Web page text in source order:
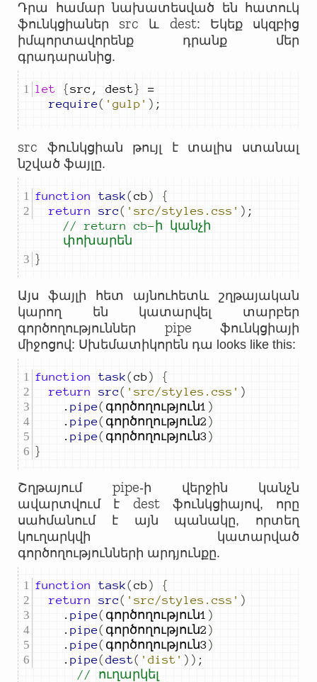
Դրա համար նախատեսված են հատուկ
ֆունկցիաներ src և dest: Եկեք սկզբից
իմպորտավորենք դրանք մեր
գրադարանից.
let {src , dest}
=
require( 'gulp' ) ;
src ֆունկցիան թույլ է տալիս ստանալ
նշված ֆայլը.
function task( cb)
{
return
src( 'src/styles.css' ) ;
// return cb-ի կանչի
փոխարեն
}
Այս ֆայլի հետ այնուհետև շղթայական
կարող են կատարվել տարբեր
գործողություններ pipe ֆունկցիայի
միջոցով: Սխեմատիկորեն դա looks like this:
function task( cb)
{
return
src( 'src/styles.css' )
. pipe( գործողություն1 )
. pipe( գործողություն2 )
. pipe( գործողություն3 )
}
Շղթայում pipe-ի վերջին կանչն
ավարտվում է destֆունկցիայով, որը
սահմանում է այն պանակը, որտեղ
կուղարկվի կատարված
գործողությունների արդյունքը.
function task( cb)
{
return
src( 'src/styles.css' )
. pipe( գործողություն1 )
. pipe( գործողություն2 )
. pipe( գործողություն3 )
. pipe( dest( 'dist' )) ;
// ուղարկել